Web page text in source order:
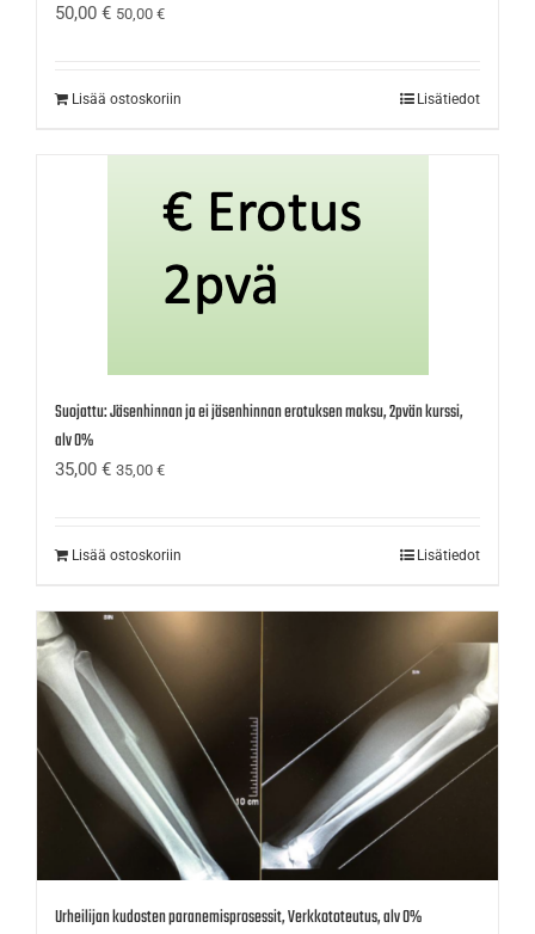
50,00 € 50,00 €
Lisää ostoskoriin Lisätiedot
Suojattu: Jäsenhinnan ja ei jäsenhinnan erotuksen maksu, 2pvän kurssi,
alv 0%
35,00 € 35,00 €
Lisää ostoskoriin Lisätiedot
Urheilijan kudosten paranemisprosessit, Verkkototeutus, alv 0%